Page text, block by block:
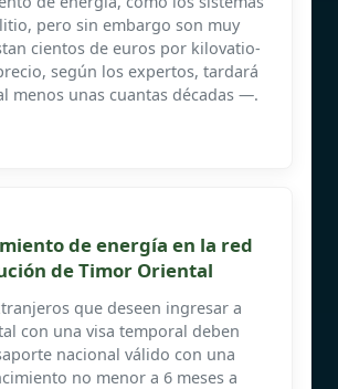
pero sin embargo son muy
cientos de euros por kilovatio-
según los expertos, tardará
menos unas cuantas décadas —.
de energía en la red
de Timor Oriental
que deseen ingresar a
con una visa temporal deben
nacional válido con una
no menor a 6 meses a